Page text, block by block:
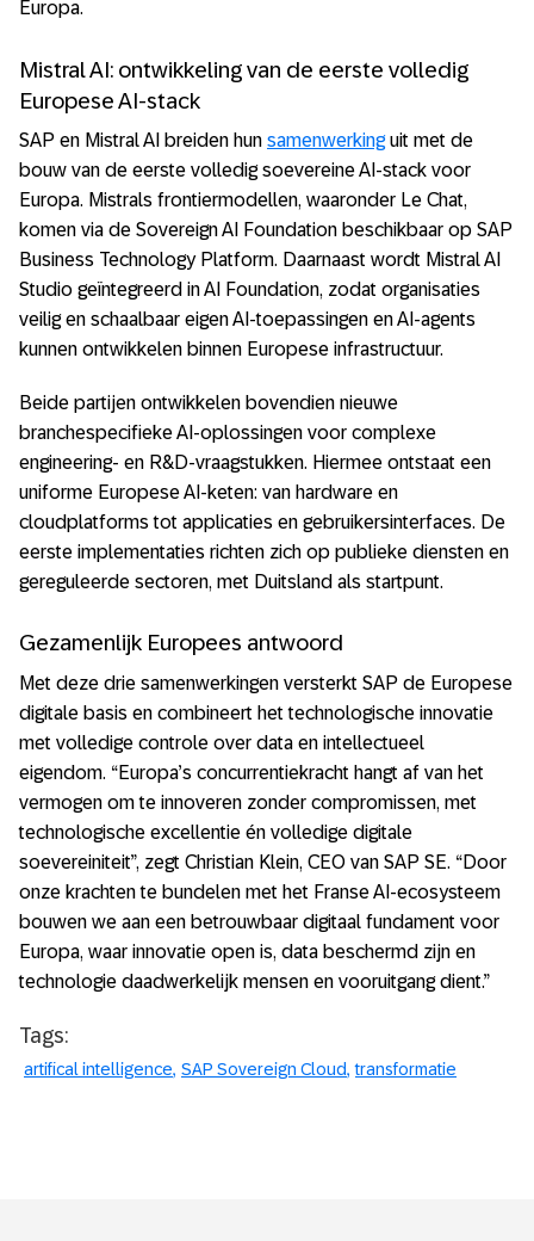
Europa.
Mistral AI: ontwikkeling van de eerste volledig
Europese AI-stack
SAP en Mistral AI breiden hun samenwerkinguit met de
bouw van de eerste volledig soevereine AI-stack voor
Europa. Mistrals frontiermodellen, waaronder Le Chat,
komen via de Sovereign AI Foundation beschikbaar op SAP
Business Technology Platform. Daarnaast wordt Mistral AI
Studio geïntegreerd in AI Foundation, zodat organisaties
veilig en schaalbaar eigen AI-toepassingen en AI-agents
kunnen ontwikkelen binnen Europese infrastructuur.
Beide partijen ontwikkelen bovendien nieuwe
branchespecifieke AI-oplossingen voor complexe
engineering- en R&D-vraagstukken. Hiermee ontstaat een
uniforme Europese AI-keten: van hardware en
cloudplatforms tot applicaties en gebruikersinterfaces. De
eerste implementaties richten zich op publieke diensten en
gereguleerde sectoren, met Duitsland als startpunt.
Gezamenlijk Europees antwoord
Met deze drie samenwerkingen versterkt SAP de Europese
digitale basis en combineert het technologische innovatie
met volledige controle over data en intellectueel
eigendom. “Europa’s concurrentiekracht hangt af van het
vermogen om te innoveren zonder compromissen, met
technologische excellentie én volledige digitale
soevereiniteit”, zegt Christian Klein, CEO van SAP SE. “Door
onze krachten te bundelen met het Franse AI-ecosysteem
bouwen we aan een betrouwbaar digitaal fundament voor
Europa, waar innovatie open is, data beschermd zijn en
technologie daadwerkelijk mensen en vooruitgang dient.”
Tags:
artifical intelligence SAP Sovereign Cloud transformatie